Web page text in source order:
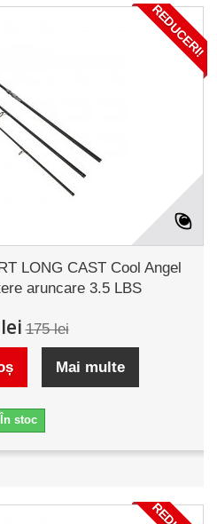
REDUCERI!
LONG CAST Cool Angel
aruncare 3.5 LBS
175 lei
Mai multe
În stoc